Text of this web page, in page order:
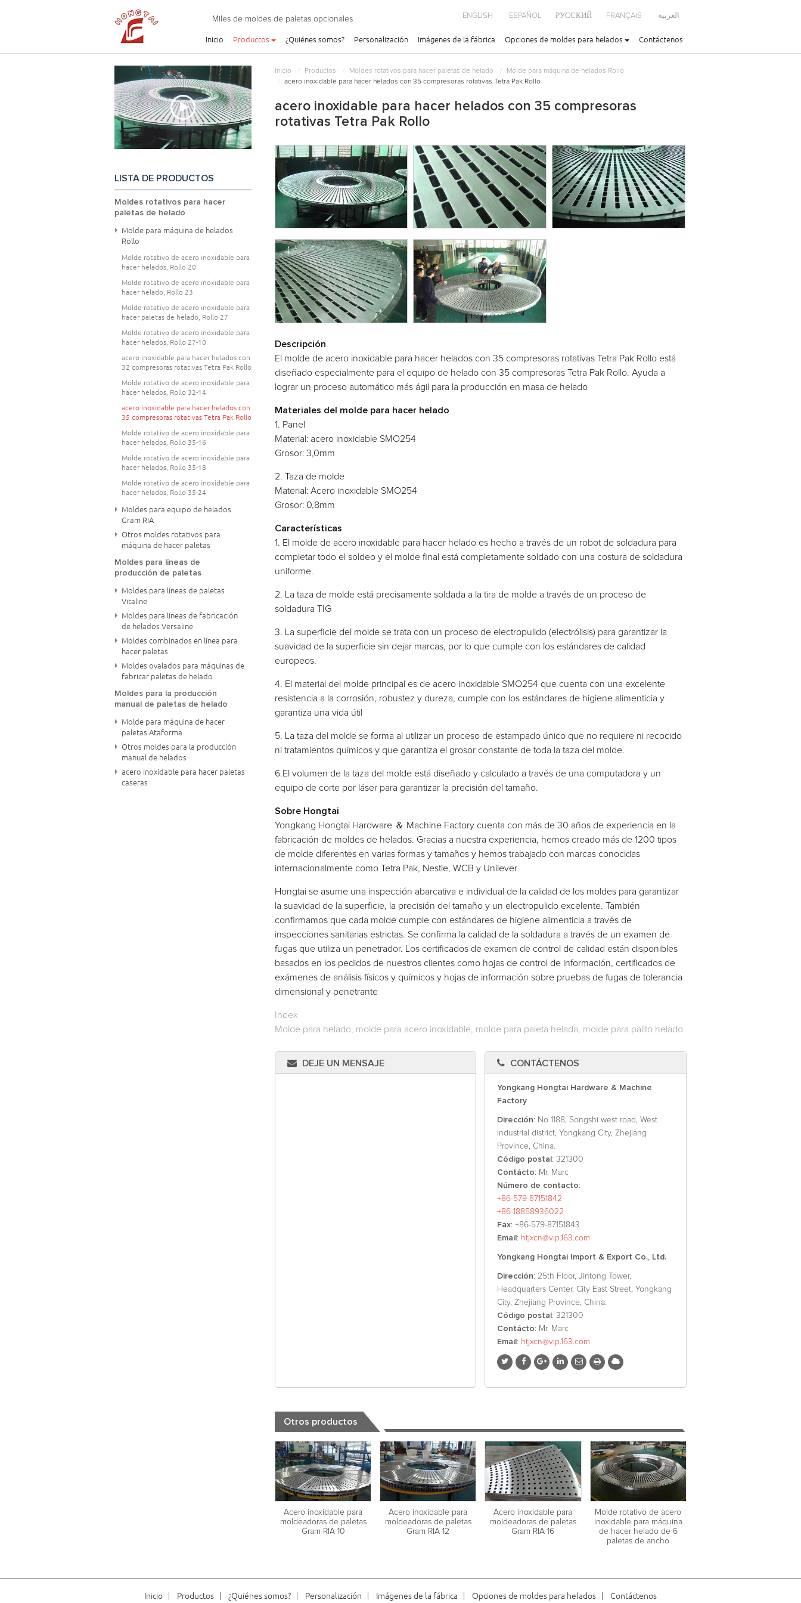
ENGLISH ESPAÑOL РУССКИЙ FRANÇAIS العربية Miles de moldes de paletas opcionales
Inicio Productos ¿Quiénes somos? Personalización Imágenes de la fábrica Opciones de moldes para helados Contáctenos
Inicio Productos Moldes rotativos para hacer paletas de helado
Molde para máquina de helados Rollo
acero inoxidable para hacer helados con 35 compresoras rotativas Tetra Pak Rollo
acero inoxidable para hacer helados con 35 compresoras
rotativas Tetra Pak Rollo
Descripción
El molde de acero inoxidable para hacer helados con 35 compresoras rotativas Tetra Pak Rollo está
diseñado especialmente para el equipo de helado con 35 compresoras Tetra Pak Rollo. Ayuda a
lograr un proceso automático más ágil para la producción en masa de helado
Materiales del molde para hacer helado
1. Panel
Material: acero inoxidable SMO254
Grosor: 3,0mm
2. Taza de molde
Material: Acero inoxidable SMO254
Grosor: 0,8mm
Características
1. El molde de acero inoxidable para hacer helado es hecho a través de un robot de soldadura para
completar todo el soldeo y el molde final está completamente soldado con una costura de soldadura
uniforme.
2. La taza de molde está precisamente soldada a la tira de molde a través de un proceso de
soldadura TIG
3. La superficie del molde se trata con un proceso de electropulido (electrólisis) para garantizar la
suavidad de la superficie sin dejar marcas, por lo que cumple con los estándares de calidad
europeos.
4. El material del molde principal es de acero inoxidable SMO254 que cuenta con una excelente
resistencia a la corrosión, robustez y dureza, cumple con los estándares de higiene alimenticia y
garantiza una vida útil
5. La taza del molde se forma al utilizar un proceso de estampado único que no requiere ni recocido
ni tratamientos químicos y que garantiza el grosor constante de toda la taza del molde.
6.El volumen de la taza del molde está diseñado y calculado a través de una computadora y un
equipo de corte por láser para garantizar la precisión del tamaño.
Sobre Hongtai
Yongkang Hongtai Hardware ＆ Machine Factory cuenta con más de 30 años de experiencia en la
fabricación de moldes de helados. Gracias a nuestra experiencia, hemos creado más de 1200 tipos
de molde diferentes en varias formas y tamaños y hemos trabajado con marcas conocidas
internacionalmente como Tetra Pak, Nestle, WCB y Unilever
Hongtai se asume una inspección abarcativa e individual de la calidad de los moldes para garantizar
la suavidad de la superficie, la precisión del tamaño y un electropulido excelente. También
confirmamos que cada molde cumple con estándares de higiene alimenticia a través de
inspecciones sanitarias estrictas. Se confirma la calidad de la soldadura a través de un examen de
fugas que utiliza un penetrador. Los certificados de examen de control de calidad están disponibles
basados en los pedidos de nuestros clientes como hojas de control de información, certificados de
exámenes de análisis físicos y químicos y hojas de información sobre pruebas de fugas de tolerancia
dimensional y penetrante
Index
Molde para helado, molde para acero inoxidable, molde para paleta helada, molde para palito helado
DEJE UN MENSAJE CONTÁCTENOS
Yongkang Hongtai Hardware & Machine
Factory
Dirección: No 1188, Songshi west road, West
industrial district, Yongkang City, Zhejiang
Province, China.
Código postal: 321300
Contácto: Mr. Marc
Número de contacto:
+86-579-87151842
+86-18858936022
Fax: +86-579-87151843
Email: htjxcn@vip.163.com
Yongkang Hongtai Import & Export Co., Ltd.
Dirección: 25th Floor, Jintong Tower,
Headquarters Center, City East Street, Yongkang
City, Zhejiang Province, China.
Código postal: 321300
Contácto: Mr. Marc
Email: htjxcn@vip.163.com
Otros productos
Acero inoxidable para
moldeadoras de paletas
Gram RIA 10
Acero inoxidable para
moldeadoras de paletas
Gram RIA 12
Acero inoxidable para
moldeadoras de paletas
Gram RIA 16
Molde rotativo de acero
inoxidable para máquina
de hacer helado de 6
paletas de ancho
LISTA DE PRODUCTOS
Moldes rotativos para hacer
paletas de helado
Molde para máquina de helados
Rollo
Molde rotativo de acero inoxidable para
hacer helados, Rollo 20
Molde rotativo de acero inoxidable para
hacer helado, Rollo 23
Molde rotativo de acero inoxidable para
hacer paletas de helado, Rollo 27
Molde rotativo de acero inoxidable para
hacer helados, Rollo 27-10
acero inoxidable para hacer helados con
32 compresoras rotativas Tetra Pak Rollo
Molde rotativo de acero inoxidable para
hacer helados, Rollo 32-14
acero inoxidable para hacer helados con
35 compresoras rotativas Tetra Pak Rollo
Molde rotativo de acero inoxidable para
hacer helados, Rollo 35-16
Molde rotativo de acero inoxidable para
hacer helados, Rollo 35-18
Molde rotativo de acero inoxidable para
hacer helados, Rollo 35-24
Moldes para equipo de helados
Gram RIA
Otros moldes rotativos para
máquina de hacer paletas
Moldes para líneas de
producción de paletas
Moldes para líneas de paletas
Vitaline
Moldes para líneas de fabricación
de helados Versaline
Moldes combinados en línea para
hacer paletas
Moldes ovalados para máquinas de
fabricar paletas de helado
Moldes para la producción
manual de paletas de helado
Molde para máquina de hacer
paletas Ataforma
Otros moldes para la producción
manual de helados
acero inoxidable para hacer paletas
caseras
Inicio Productos ¿Quiénes somos? Personalización Imágenes de la fábrica Opciones de moldes para helados Contáctenos